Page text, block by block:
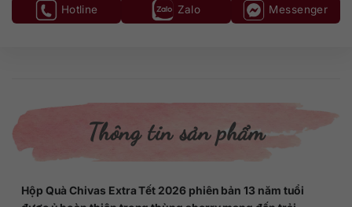
Hotline Zalo Messenger
Thông tin sản phẩm
Hộp Quà Chivas Extra Tết 2026 phiên bản 13 năm tuổi